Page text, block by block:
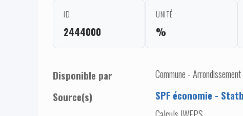
ID
2444000
UNITÉ
%
Disponible par
Commune -
Source(s)
SPF économie -